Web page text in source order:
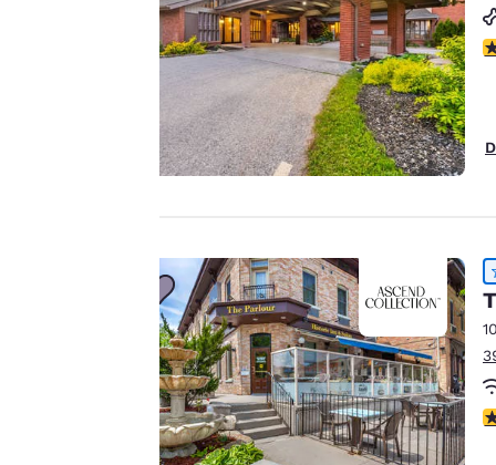
Il nostro sito utilizza
cookie, anche di terze
parti, per finalità
offrirti un'esperienza
web personalizzata
inviandoti annunci
significa che
possiamo ricordare i
tuoi dati, mostrarti i
prodotti di tuo
interesse e
continuare a
migliorare i nostri